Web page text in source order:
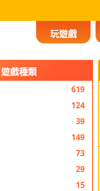
玩遊戲
遊戲種類
619
124
39
149
73
29
15